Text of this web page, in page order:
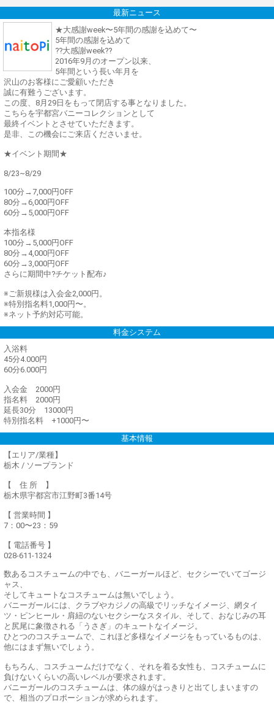
最新ニュース
★大感謝week〜5年間の感謝を込めて〜
5年間の感謝を込めて
??大感謝week??
2016年9月のオープン以来、
5年間という長い年月を
沢山のお客様にご愛顧いただき
誠に有難うございます。
この度、8月29日をもって閉店する事となりました。
こちらを宇都宮バニーコレクションとして
最終イベントとさせていただきます。
是非、この機会にご来店くださいませ。
★イベント期間★
8/23~8/29
100分→7,000円OFF
80分→6,000円OFF
60分→5,000円OFF
本指名様
100分→5,000円OFF
80分→4,000円OFF
60分→3,000円OFF
さらに期間中?チケット配布♪
※ご新規様は入会金2,000円。
※特別指名料1,000円〜。
※ネット予約対応可能。
料金システム
入浴料
45分4.000円
60分6.000円
入会金 2000円
指名料 2000円
延長30分 13000円
特別指名料 +1000円〜
基本情報
【エリア/業種】
栃木 / ソープランド
【 住 所 】
栃木県宇都宮市江野町3番14号
【 営業時間 】
7：00〜23：59
【 電話番号 】
028-611-1324
数あるコスチュームの中でも、バニーガールほど、セクシーでいてゴージ
ャス、
そしてキュートなコスチュームは無いでしょう。
バニーガールには、クラブやカジノの高級でリッチなイメージ、網タイ
ツ・ピンヒール・肩紐のないセクシーなスタイル、そして、おなじみの耳
と尻尾に象徴される「うさぎ」のキュートなイメージ。
ひとつのコスチュームで、これほど多様なイメージをもっているものは、
他にはまず無いでしょう。
もちろん、コスチュームだけでなく、それを着る女性も、コスチュームに
負けないくらいの高いレベルが要求されます。
バニーガールのコスチュームは、体の線がはっきりと出てしまいますの
で、相当のプロポーションが求められます。